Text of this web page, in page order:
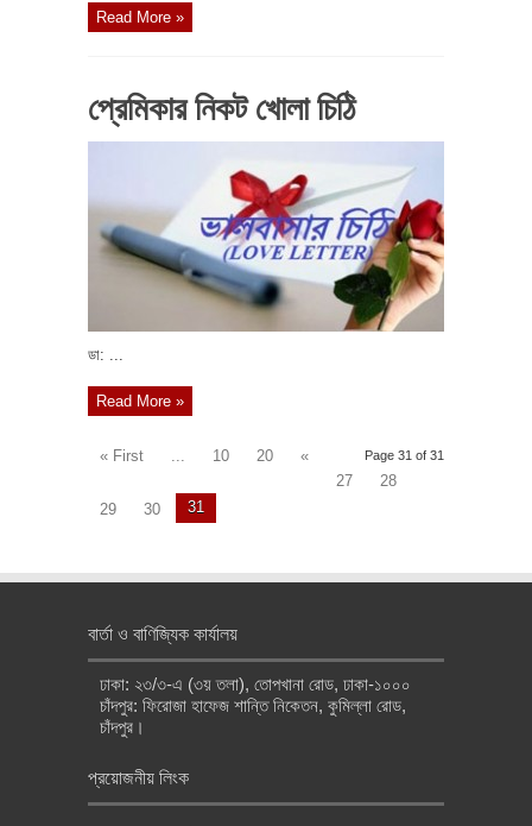
Read More »
প্রেমিকার নিকট খোলা চিঠি
ডা: ...
Read More »
Page 31 of 31
« First 10 20
«
27
28
29
30 31
বার্তা ও বাণিজ্যিক কার্যালয়
ঢাকা: ২৩/৩-এ (৩য় তলা), তোপখানা রোড, ঢাকা-১০০০
চাঁদপুর: ফিরোজা হাফেজ শান্তি নিকেতন, কুমিল্লা রোড,
চাঁদপুর।
প্রয়োজনীয় লিংক